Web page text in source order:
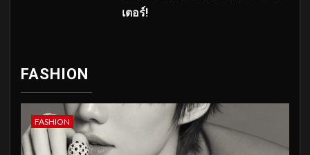
เตอร์!
FASHION
FASHION